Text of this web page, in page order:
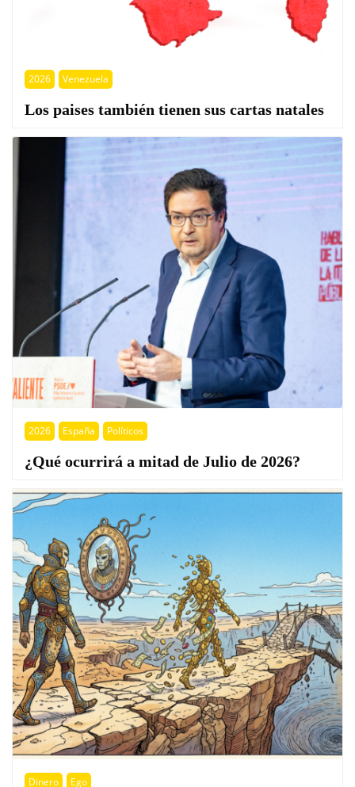
2026 Venezuela
Los paises también tienen sus cartas natales
2026 España Políticos
¿Qué ocurrirá a mitad de Julio de 2026?
Dinero Ego